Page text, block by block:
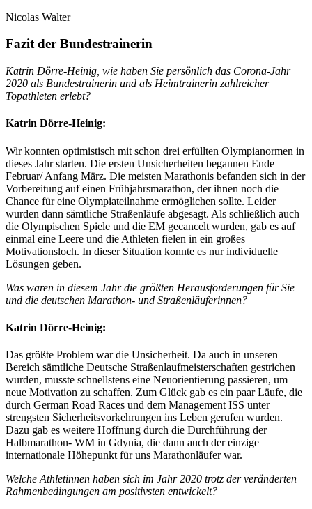
Nicolas Walter
Fazit der Bundestrainerin
Katrin Dörre-Heinig, wie haben Sie persönlich das Corona-Jahr
2020 als Bundestrainerin und als Heimtrainerin zahlreicher
Topathleten erlebt?
Katrin Dörre-Heinig:
Wir konnten optimistisch mit schon drei erfüllten Olympianormen in
dieses Jahr starten. Die ersten Unsicherheiten begannen Ende
Februar/ Anfang März. Die meisten Marathonis befanden sich in der
Vorbereitung auf einen Frühjahrsmarathon, der ihnen noch die
Chance für eine Olympiateilnahme ermöglichen sollte. Leider
wurden dann sämtliche Straßenläufe abgesagt. Als schließlich auch
die Olympischen Spiele und die EM gecancelt wurden, gab es auf
einmal eine Leere und die Athleten fielen in ein großes
Motivationsloch. In dieser Situation konnte es nur individuelle
Lösungen geben.
Was waren in diesem Jahr die größten Herausforderungen für Sie
und die deutschen Marathon- und Straßenläuferinnen?
Katrin Dörre-Heinig:
Das größte Problem war die Unsicherheit. Da auch in unseren
Bereich sämtliche Deutsche Straßenlaufmeisterschaften gestrichen
wurden, musste schnellstens eine Neuorientierung passieren, um
neue Motivation zu schaffen. Zum Glück gab es ein paar Läufe, die
durch German Road Races und dem Management ISS unter
strengsten Sicherheitsvorkehrungen ins Leben gerufen wurden.
Dazu gab es weitere Hoffnung durch die Durchführung der
Halbmarathon- WM in Gdynia, die dann auch der einzige
internationale Höhepunkt für uns Marathonläufer war.
Welche Athletinnen haben sich im Jahr 2020 trotz der veränderten
Rahmenbedingungen am positivsten entwickelt?